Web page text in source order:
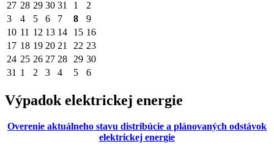
27 28 29 30 31 1
2
3
4 5 6 7 8
9
10 11 12 13 14 15 16
17 18 19 20 21 22 23
24 25 26 27 28 29 30
31 1 2 3 4 5 6
Výpadok elektrickej energie
Overenie aktuálneho stavu distribúcie a plánovaných odstávok
elektrickej energie